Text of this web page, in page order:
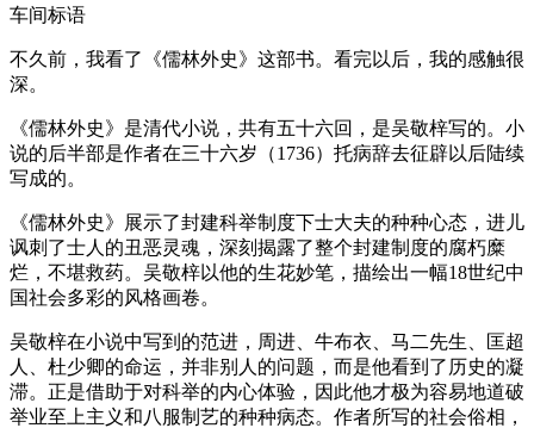
车间标语
不久前，我看了《儒林外史》这部书。看完以后，我的感触很
深。
《儒林外史》是清代小说，共有五十六回，是吴敬梓写的。小
说的后半部是作者在三十六岁（1736）托病辞去征辟以后陆续
写成的。
《儒林外史》展示了封建科举制度下士大夫的种种心态，进儿
讽刺了士人的丑恶灵魂，深刻揭露了整个封建制度的腐朽糜
烂，不堪救药。吴敬梓以他的生花妙笔，描绘出一幅18世纪中
国社会多彩的风格画卷。
吴敬梓在小说中写到的范进，周进、牛布衣、马二先生、匡超
人、杜少卿的命运，并非别人的问题，而是他看到了历史的凝
滞。正是借助于对科举的内心体验，因此他才极为容易地道破
举业至上主义和八服制艺的种种病态。作者所写的社会俗相，